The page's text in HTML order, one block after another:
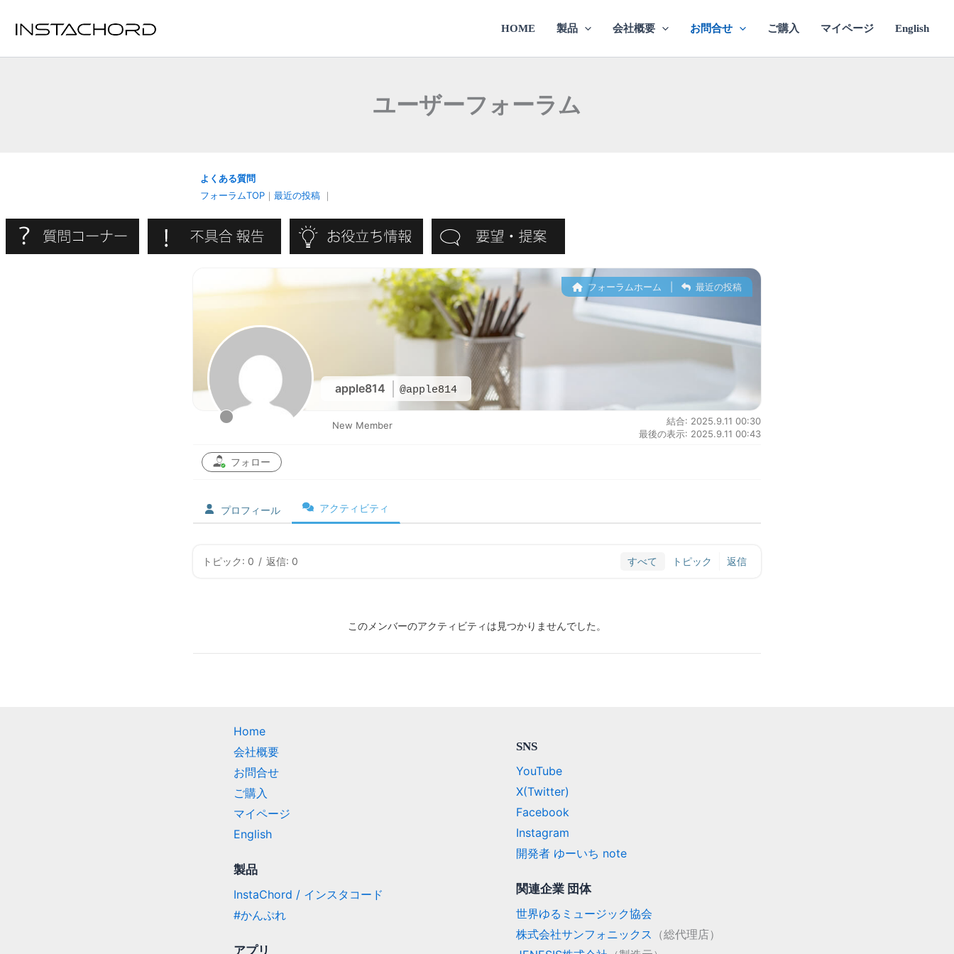
HOME 製品 会社概要 お問合せ ご購入 マイページ English
ユーザーフォーラム
よくある質問
フォーラムTOP ｜ 最近の投稿 ｜
apple814 @apple814
フォーラムホーム 最近の投稿
New Member
結合: 2025.9.11 00:30
最後の表示: 2025.9.11 00:43
フォロー
プロフィール アクティビティ
トピック: 0 / 返信: 0 すべて トピック 返信
このメンバーのアクティビティは見つかりませんでした。
Home
会社概要
お問合せ
ご購入
マイページ
English
製品
InstaChord / インスタコード
#かんぷれ
アプリ
SNS
YouTube
X(Twitter)
Facebook
Instagram
開発者 ゆーいち note
関連企業 団体
世界ゆるミュージック協会
株式会社サンフォニックス （総代理店）